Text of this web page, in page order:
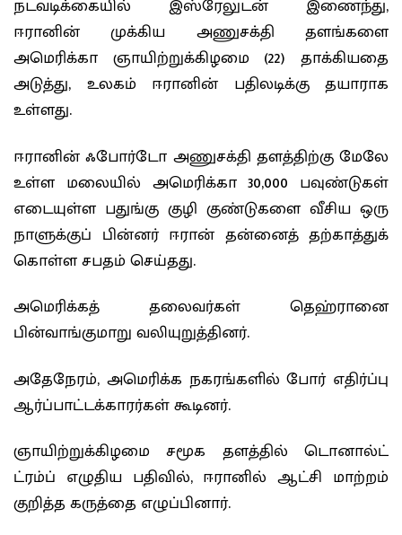
நடவடிக்கையில் இஸ்ரேலுடன் இணைந்து,
ஈரானின் முக்கிய அணுசக்தி தளங்களை
அமெரிக்கா ஞாயிற்றுக்கிழமை (22) தாக்கியதை
அடுத்து, உலகம் ஈரானின் பதிலடிக்கு தயாராக
உள்ளது.
ஈரானின் ஃபோர்டோ அணுசக்தி தளத்திற்கு மேலே
உள்ள மலையில் அமெரிக்கா 30,000 பவுண்டுகள்
எடையுள்ள பதுங்கு குழி குண்டுகளை வீசிய ஒரு
நாளுக்குப் பின்னர் ஈரான் தன்னைத் தற்காத்துக்
கொள்ள சபதம் செய்தது.
அமெரிக்கத் தலைவர்கள் தெஹ்ரானை
பின்வாங்குமாறு வலியுறுத்தினர்.
அதேநேரம், அமெரிக்க நகரங்களில் போர் எதிர்ப்பு
ஆர்ப்பாட்டக்காரர்கள் கூடினர்.
ஞாயிற்றுக்கிழமை சமூக தளத்தில் டொனால்ட்
ட்ரம்ப் எழுதிய பதிவில், ஈரானில் ஆட்சி மாற்றம்
குறித்த கருத்தை எழுப்பினார்.